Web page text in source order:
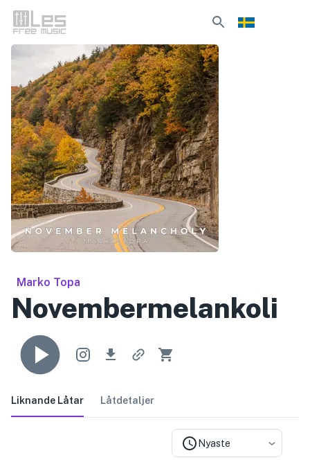
Marko Topa
Novembermelankoli
Liknande Låtar Låtdetaljer
Nyaste